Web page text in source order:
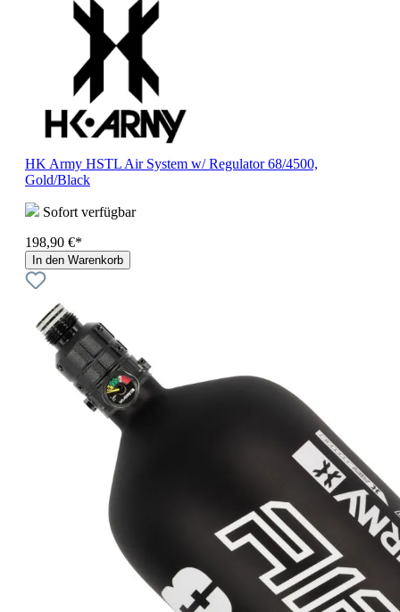
HK Army HSTL Air System w/ Regulator 68/4500,
Gold/Black
Sofort verfügbar
198,90 €*
In den Warenkorb